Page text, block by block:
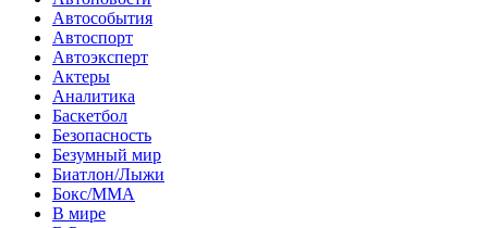
Автособытия
Автоспорт
Автоэксперт
Актеры
Аналитика
Баскетбол
Безопасность
Безумный мир
Биатлон/Лыжи
Бокс/MMA
В мире